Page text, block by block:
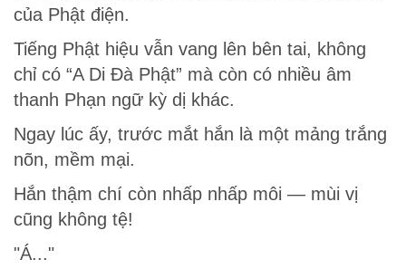
của Phật điện.
Tiếng Phật hiệu vẫn vang lên bên tai, không
chỉ có “A Di Đà Phật” mà còn có nhiều âm
thanh Phạn ngữ kỳ dị khác.
Ngay lúc ấy, trước mắt hắn là một mảng trắng
nõn, mềm mại.
Hắn thậm chí còn nhấp nhấp môi — mùi vị
cũng không tệ!
"Á..."